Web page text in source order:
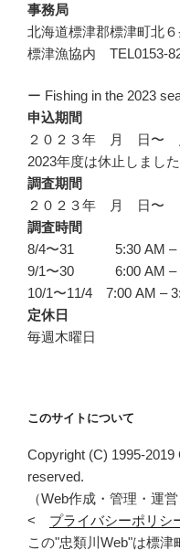
事務局
北海道標津郡標津町北
標津漁協内 TEL0153-
ー Fishing in the 2023
申込期間
２０２３年 月 日
2023年度は休止しました
調査期間
２０２３年 月 日
調査時間
8/4〜31 5:30 AM –
9/1〜30 6:00 AM –
10/1〜11/4 7:00 AM –
定休日
毎週木曜日
このサイトについて
Copyright (C) 1995-2019
reserved.
（Web作成・管理・運営
< プライバシーポリシ
この"忠類川Web"は標